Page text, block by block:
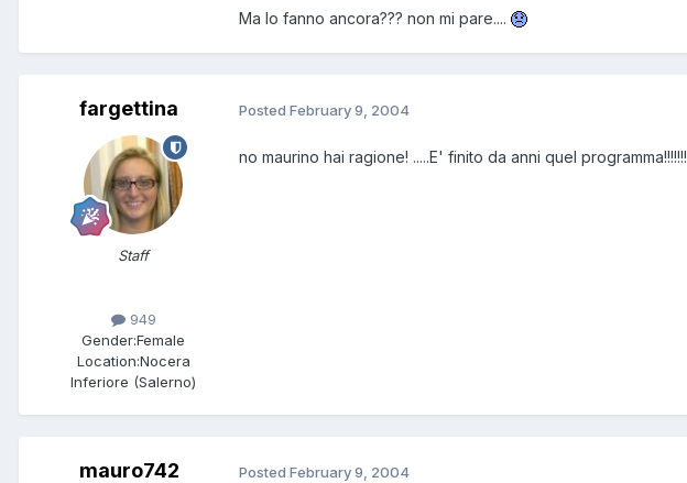
Ma lo fanno ancora??? non mi pare....
fargettina
Staff
949
Gender:Female
Location:Nocera
Inferiore (Salerno)
Posted February 9, 2004
no maurino hai ragione! .....E' finito da anni quel programma!!!!!!!
mauro742 Posted February 9, 2004